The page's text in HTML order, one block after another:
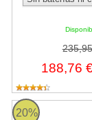
188,76
20%
Bosch GRC 18V-